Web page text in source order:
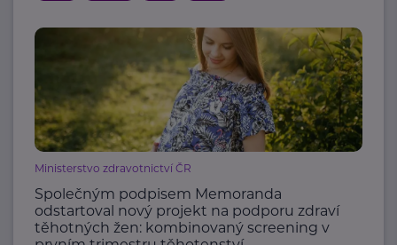
Ministerstvo zdravotnictví ČR
Společným podpisem Memoranda
odstartoval nový projekt na podporu zdraví
těhotných žen: kombinovaný screening v